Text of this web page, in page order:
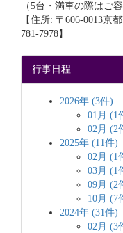
（5台・満車の際はご
【住所: 〒606-0013京
781-7978】
行事日程
2026年 (3件)
01月 (1
02月 (2
2025年 (11件)
02月 (1
03月 (1
09月 (2
10月 (7
2024年 (31件)
02月 (3